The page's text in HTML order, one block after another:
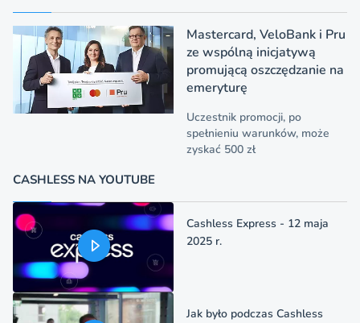
Mastercard, VeloBank i Pru
ze wspólną inicjatywą
promującą oszczędzanie na
emeryturę
Uczestnik promocji, po
spełnieniu warunków, może
zyskać 500 zł
CASHLESS NA YOUTUBE
Cashless Express - 12 maja
2025 r.
Jak było podczas Cashless